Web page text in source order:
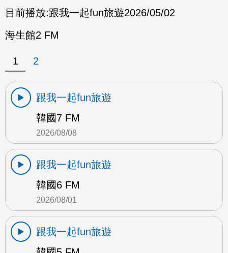
目前播放:跟我一起fun旅遊2026/05/02
海生館2 FM
1 2
跟我一起fun旅遊
韓國7 FM
2026/08/08
跟我一起fun旅遊
韓國6 FM
2026/08/01
跟我一起fun旅遊